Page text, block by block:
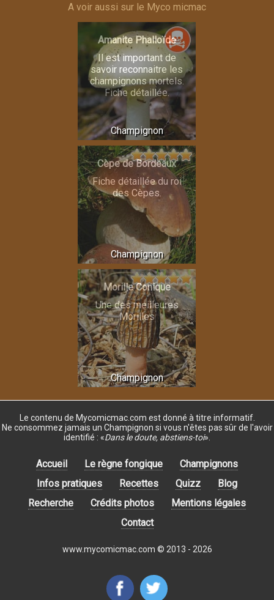
A voir aussi sur le Myco micmac
Champignon
Amanite Phalloïde
Il est important de
savoir reconnaitre les
champignons mortels.
Fiche détaillée.
Champignon
Cèpe de Bordeaux
Fiche détaillée du roi
des Cèpes.
Champignon
Morille Conique
Une des meilleures
Morilles
Le contenu de Mycomicmac.com est donné à titre informatif.
Ne consommez jamais un Champignon si vous n'êtes pas sûr de l'avoir
identifié : «Dans le doute, abstiens-toi»
Accueil Le règne fongique
Champignons
Infos pratiques
Recettes Quizz
Blog
Recherche
Crédits photos
Mentions légales
Contact
www.mycomicmac.com © 2013 - 2026